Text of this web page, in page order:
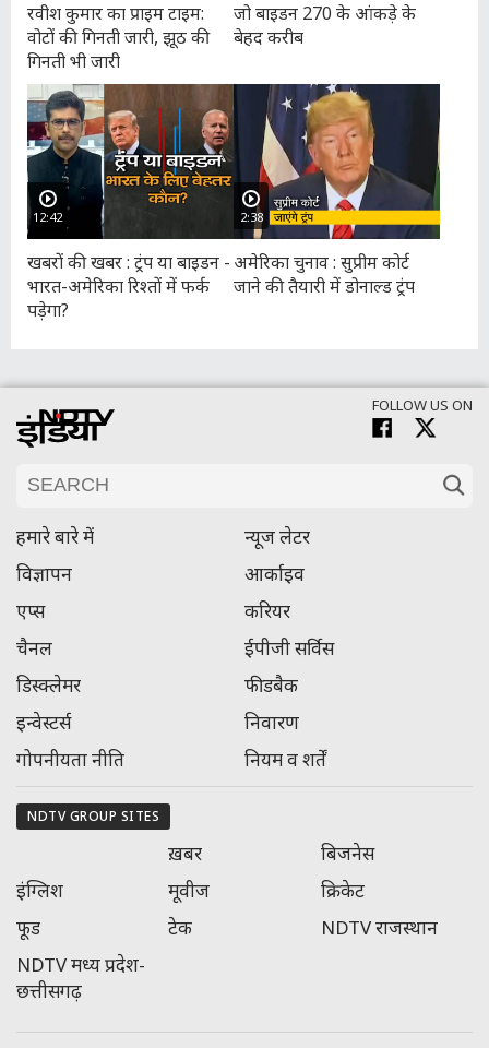
रवीश कुमार का प्राइम टाइम:
वोटों की गिनती जारी, झूठ की
गिनती भी जारी
जो बाइडन 270 के आंकड़े के
बेहद करीब
12:42
खबरों की खबर : ट्रंप या बाइडन -
भारत-अमेरिका रिश्तों में फर्क
पड़ेगा?
2:38
अमेरिका चुनाव : सुप्रीम कोर्ट
जाने की तैयारी में डोनाल्ड ट्रंप
FOLLOW US ON
हमारे बारे में
न्यूज लेटर
विज्ञापन
आर्काइव
एप्स
करियर
चैनल
ईपीजी सर्विस
डिस्क्लेमर
फीडबैक
इन्वेस्टर्स
निवारण
गोपनीयता नीति
नियम व शर्तें
NDTV GROUP SITES
ख़बर
बिजनेस
इंग्लिश
मूवीज
क्रिकेट
फूड
टेक
NDTV राजस्‍थान
NDTV मध्‍य प्रदेश-
छत्तीसगढ़